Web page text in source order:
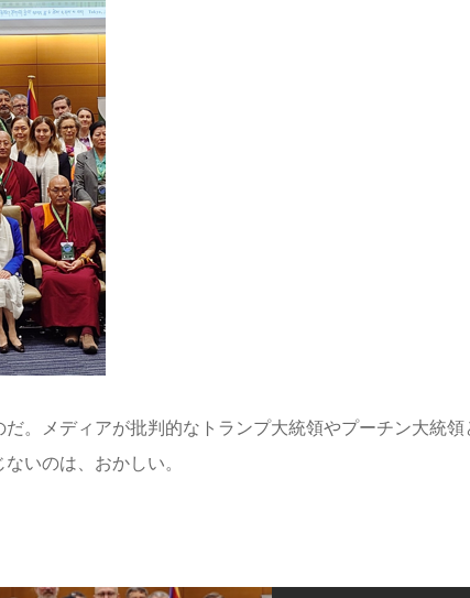
。メディアが批判的なトランプ大統領やプーチン大統領
いのは、おかしい。